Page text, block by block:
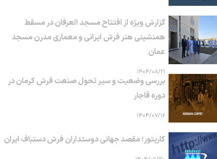
گزارش ویژه از افتتاح مسجد العرفان در مسقط
همنشینی هنر فرش ایرانی و معماری مدرن مسجد
عمان
۱۴۰۴/۰۸/۲۱
بررسی وضعیت و سیر تحول صنعت فرش کرمان در
دوره قاجار
۱۴۰۴/۰۷/۱۶
کارپتور؛ مقصد جهانی دوستداران فرش دستباف ایران